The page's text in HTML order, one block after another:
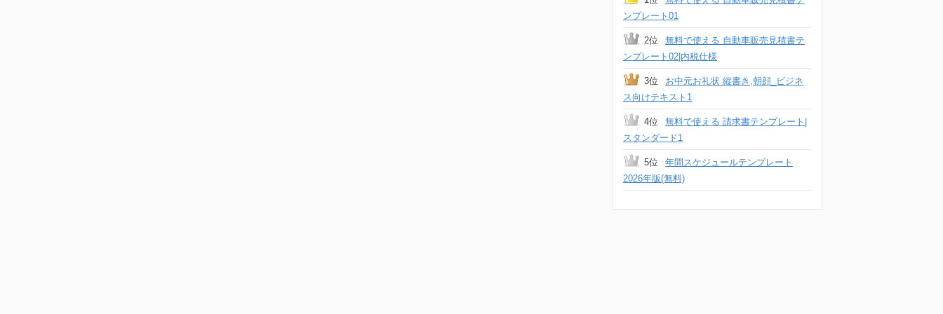
ンプレート01
2位
無料で使える 自動車販売見積書テ
ンプレート02|内税仕様
3位
お中元お礼状 縦書き,朝顔_ビジネ
ス向けテキスト1
4位
無料で使える 請求書テンプレート|
スタンダード1
5位
年間スケジュールテンプレート
2026年版(無料)